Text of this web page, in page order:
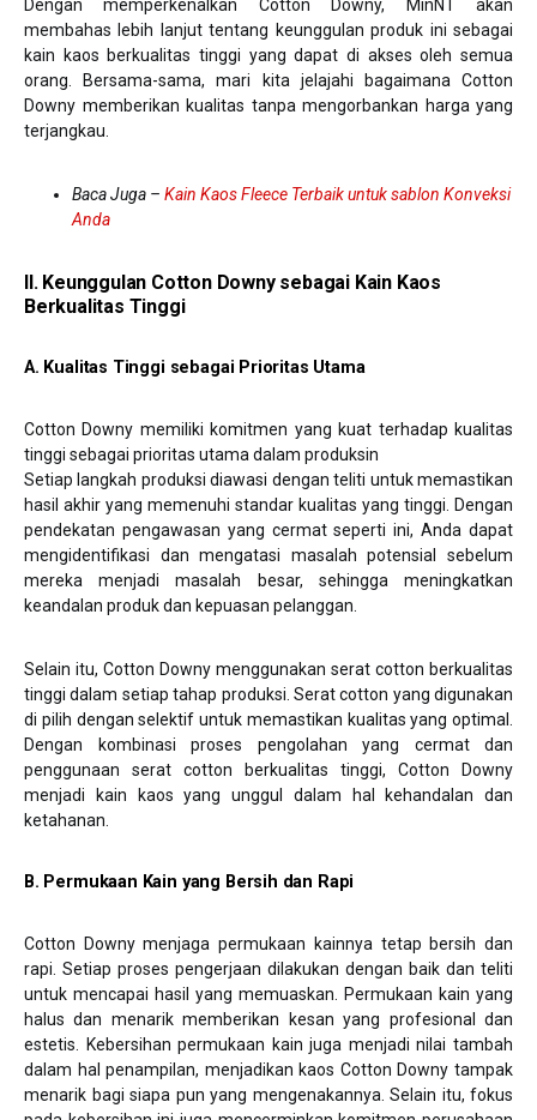
Dengan memperkenalkan Cotton Downy, MinNT akan
membahas lebih lanjut tentang keunggulan produk ini sebagai
kain kaos berkualitas tinggi yang dapat di akses oleh semua
orang. Bersama-sama, mari kita jelajahi bagaimana Cotton
Downy memberikan kualitas tanpa mengorbankan harga yang
terjangkau.
Baca Juga – Kain Kaos Fleece Terbaik untuk sablon Konveksi
Anda
II. Keunggulan Cotton Downy sebagai Kain Kaos
Berkualitas Tinggi
A. Kualitas Tinggi sebagai Prioritas Utama
Cotton Downy memiliki komitmen yang kuat terhadap kualitas
tinggi sebagai prioritas utama dalam produksin
Setiap langkah produksi diawasi dengan teliti untuk memastikan
hasil akhir yang memenuhi standar kualitas yang tinggi. Dengan
pendekatan pengawasan yang cermat seperti ini, Anda dapat
mengidentifikasi dan mengatasi masalah potensial sebelum
mereka menjadi masalah besar, sehingga meningkatkan
keandalan produk dan kepuasan pelanggan.
Selain itu, Cotton Downy menggunakan serat cotton berkualitas
tinggi dalam setiap tahap produksi. Serat cotton yang digunakan
di pilih dengan selektif untuk memastikan kualitas yang optimal.
Dengan kombinasi proses pengolahan yang cermat dan
penggunaan serat cotton berkualitas tinggi, Cotton Downy
menjadi kain kaos yang unggul dalam hal kehandalan dan
ketahanan.
B. Permukaan Kain yang Bersih dan Rapi
Cotton Downy menjaga permukaan kainnya tetap bersih dan
rapi. Setiap proses pengerjaan dilakukan dengan baik dan teliti
untuk mencapai hasil yang memuaskan. Permukaan kain yang
halus dan menarik memberikan kesan yang profesional dan
estetis. Kebersihan permukaan kain juga menjadi nilai tambah
dalam hal penampilan, menjadikan kaos Cotton Downy tampak
menarik bagi siapa pun yang mengenakannya. Selain itu, fokus